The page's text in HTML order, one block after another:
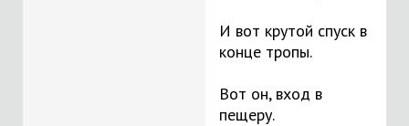
И вот крутой спуск в
конце тропы.
Вот он, вход в
пещеру.